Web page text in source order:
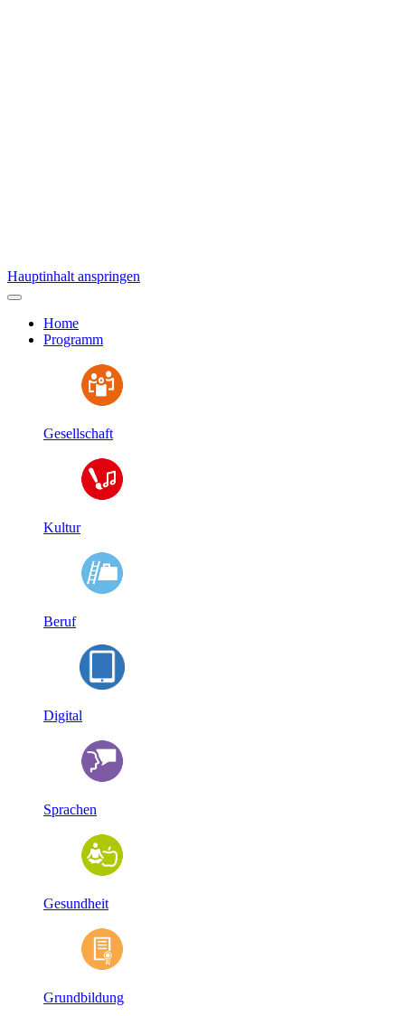
Hauptinhalt anspringen
Home
Programm
Gesellschaft
Kultur
Beruf
Digital
Sprachen
Gesundheit
Grundbildung